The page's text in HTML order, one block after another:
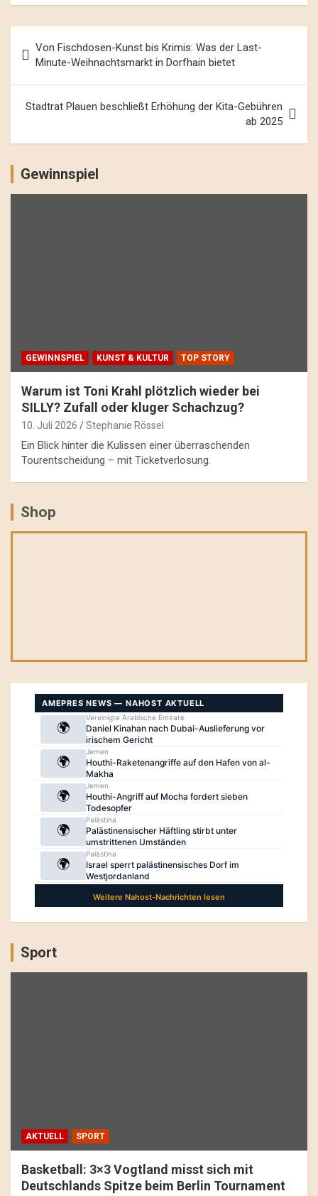
Navigation
Von Fischdosen-Kunst bis Krimis: Was der Last-
Minute-Weihnachtsmarkt in Dorfhain bietet
Stadtrat Plauen beschließt Erhöhung der Kita-Gebühren
ab 2025
Gewinnspiel
GEWINNSPIEL KUNST & KULTUR TOP STORY
Warum ist Toni Krahl plötzlich wieder bei
SILLY? Zufall oder kluger Schachzug?
10. Juli 2026 Stephanie Rössel
Ein Blick hinter die Kulissen einer überraschenden
Tourentscheidung – mit Ticketverlosung.
Shop
Sport
AKTUELL SPORT
Basketball: 3×3 Vogtland misst sich mit
Deutschlands Spitze beim Berlin Tournament